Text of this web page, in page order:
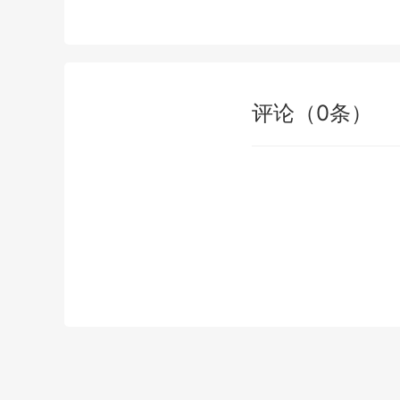
评论 （0条）